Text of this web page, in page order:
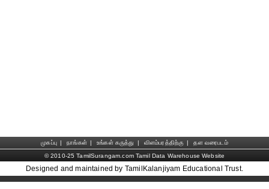
முகப்பு | நாங்கள் | உங்கள் கருத்து | விளம்பரத்திற்கு |
தள வரைபடம்
© 2010-25 TamilSurangam.com Tamil Data Warehouse Website
Designed and maintained by TamilKalanjiyam Educational Trust.